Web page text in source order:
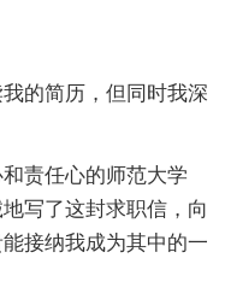
的简历，但同时我深
责任心的师范大学
写了这封求职信，向
接纳我成为其中的一